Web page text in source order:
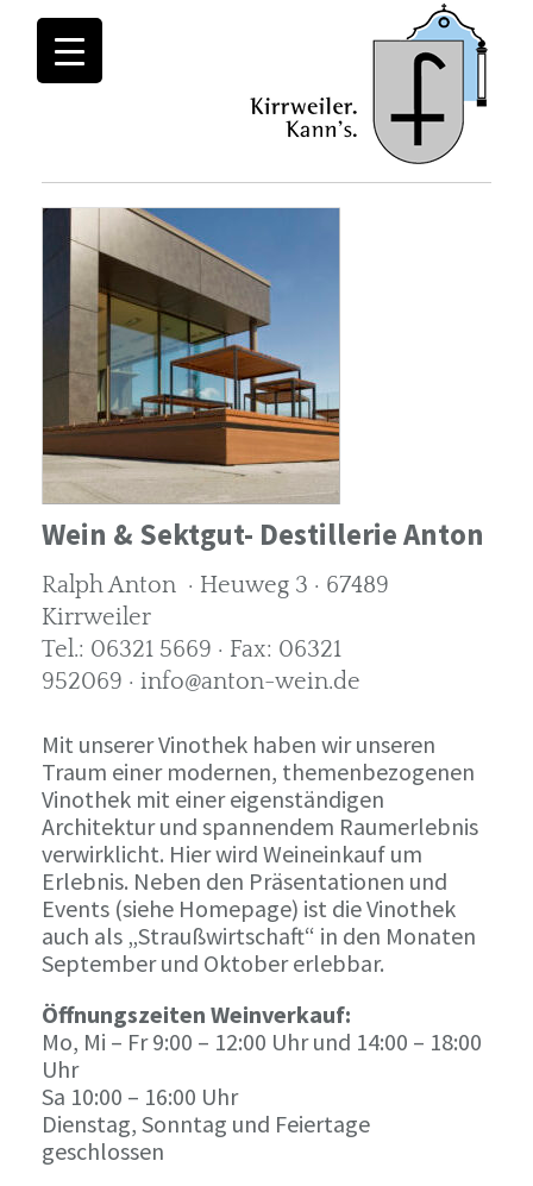
Wein & Sektgut- Destillerie Anton
Ralph Anton · Heuweg 3 · 67489
Kirrweiler
Tel.: 06321 5669 · Fax: 06321
952069 · info@anton-wein.de
Mit unserer Vinothek haben wir unseren
Traum einer modernen, themenbezogenen
Vinothek mit einer eigenständigen
Architektur und spannendem Raumerlebnis
verwirklicht. Hier wird Weineinkauf um
Erlebnis. Neben den Präsentationen und
Events (siehe Homepage) ist die Vinothek
auch als „Straußwirtschaft“ in den Monaten
September und Oktober erlebbar.
Öffnungszeiten Weinverkauf:
Mo, Mi – Fr 9:00 – 12:00 Uhr und 14:00 – 18:00
Uhr
Sa 10:00 – 16:00 Uhr
Dienstag, Sonntag und Feiertage
geschlossen